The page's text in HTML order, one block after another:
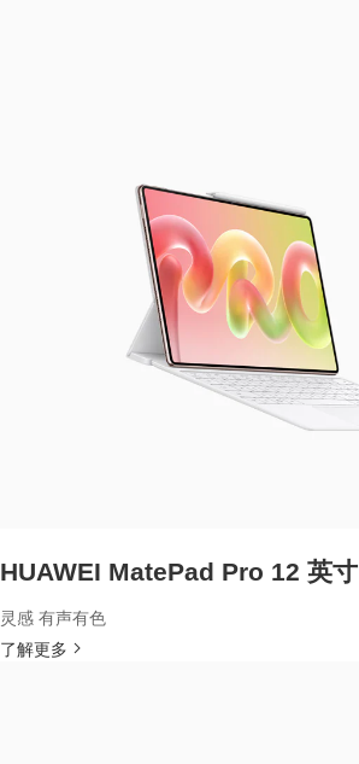
HUAWEI MatePad Pro 12 英寸
灵感 有声有色
了解更多